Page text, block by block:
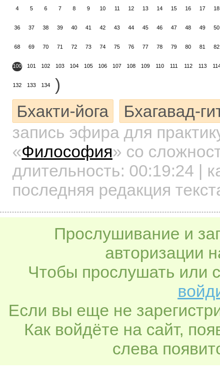
4 5 6 7 8 9 10 11 12 13 14 15 16 17 18
36 37 38 39 40 41 42 43 44 45 46 47 48 49 50
68 69 70 71 72 73 74 75 76 77 78 79 80 81 82
100 101 102 103 104 105 106 107 108 109 110 111 112 113
132 133 134
)
Бхакти-йога
Бхагавад-
запись эфира для
«Философия» со
длительность: 00:19:24 |
последняя редакция
Прослушивание и
авторизации
Чтобы прослушать или
Если вы еще не
Как войдёте на сайт,
слева